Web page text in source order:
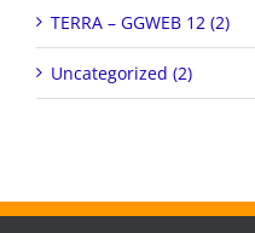
TERRA – GGWEB 12 (2)
Uncategorized (2)